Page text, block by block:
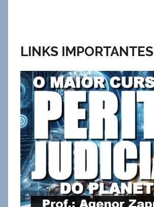
LINKS IMPORTANTES